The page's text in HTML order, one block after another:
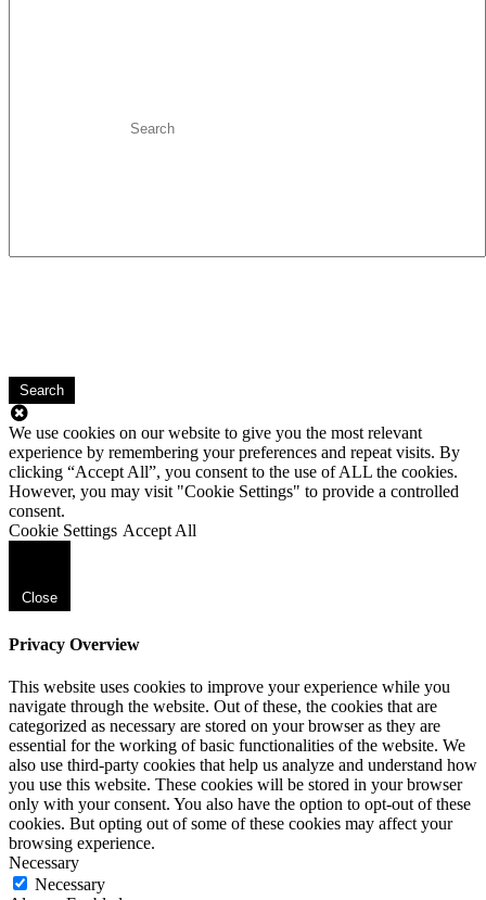
Search
We use cookies on our website to give you the most relevant
experience by remembering your preferences and repeat visits. By
clicking “Accept All”, you consent to the use of ALL the cookies.
However, you may visit "Cookie Settings" to provide a controlled
consent.
Cookie Settings Accept All
Close
Privacy Overview
This website uses cookies to improve your experience while you
navigate through the website. Out of these, the cookies that are
categorized as necessary are stored on your browser as they are
essential for the working of basic functionalities of the website. We
also use third-party cookies that help us analyze and understand how
you use this website. These cookies will be stored in your browser
only with your consent. You also have the option to opt-out of these
cookies. But opting out of some of these cookies may affect your
browsing experience.
Necessary
Necessary